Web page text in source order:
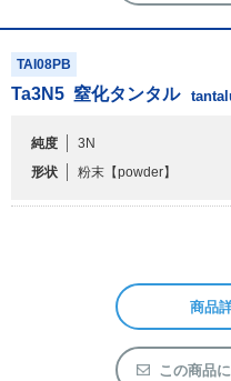
TAI08PB
Ta3N5 窒化タンタル
純度
3N
形状
粉末 【powder】
商品
この商品